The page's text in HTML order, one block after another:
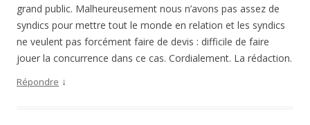
grand public. Malheureusement nous n’avons pas assez de
syndics pour mettre tout le monde en relation et les syndics
ne veulent pas forcément faire de devis : difficile de faire
jouer la concurrence dans ce cas. Cordialement. La rédaction.
Répondre ↓